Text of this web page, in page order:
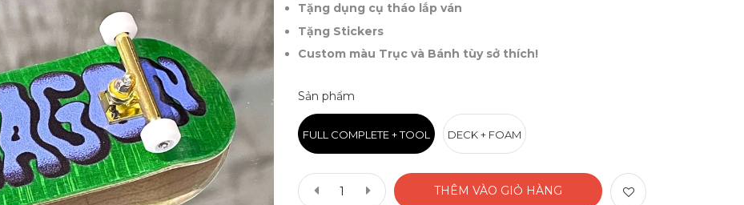
Tặng dụng cụ tháo lắp ván
Tặng Stickers
Custom màu Trục và Bánh tùy sở thích!
Sản phẩm
FULL COMPLETE + TOOL DECK + FOAM
THÊM VÀO GIỎ HÀNG